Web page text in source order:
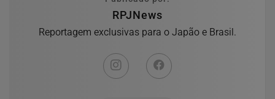
RPJNews
Reportagem exclusivas para o Japão e Brasil.